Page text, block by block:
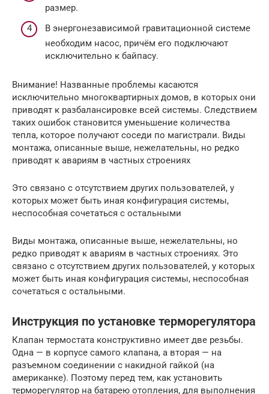
размер.
В энергонезависимой гравитационной системе
необходим насос, причём его подключают
исключительно к байпасу.
Внимание! Названные проблемы касаются
исключительно многоквартирных домов, в которых они
приводят к разбалансировке всей системы. Следствием
таких ошибок становится уменьшение количества
тепла, которое получают соседи по магистрали. Виды
монтажа, описанные выше, нежелательны, но редко
приводят к авариям в частных строениях
Это связано с отсутствием других пользователей, у
которых может быть иная конфигурация системы,
неспособная сочетаться с остальными
Виды монтажа, описанные выше, нежелательны, но
редко приводят к авариям в частных строениях. Это
связано с отсутствием других пользователей, у которых
может быть иная конфигурация системы, неспособная
сочетаться с остальными.
Инструкция по установке терморегулятора
Клапан термостата конструктивно имеет две резьбы.
Одна — в корпусе самого клапана, а вторая — на
разъемном соединении с накидной гайкой (на
американке). Поэтому перед тем, как установить
терморегулятор на батарею отопления, для выполнения